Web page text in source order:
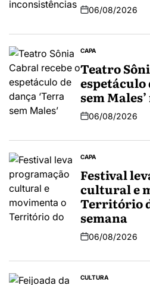
06/08/2026
CAPA
Teatro
espetáculo
sem
06/08/2026
CAPA
Festival
cultural e
Território
semana
06/08/2026
CULTURA